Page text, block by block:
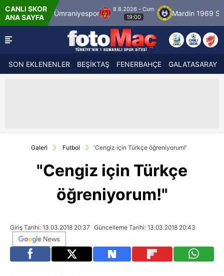
CANLI SKOR
ANA SAYFAÜmraniyespor
8.8.2026 - Cum
19:00
Mardin 1969 Spor
SON EKLENENLER BEŞİKTAŞ FENERBAHÇE GALATASARAY
Galeri Futbol 'Cengiz için Türkçe öğreniyorum!'
"Cengiz için Türkçe
öğreniyorum!"
Giriş Tarihi: 13.03.2018 20:37 Güncelleme Tarihi: 13.03.2018 20:43